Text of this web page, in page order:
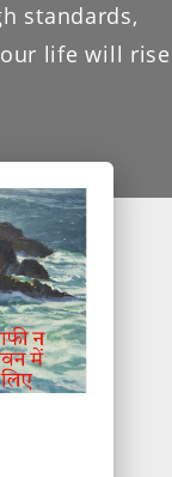
standards,
life will rise